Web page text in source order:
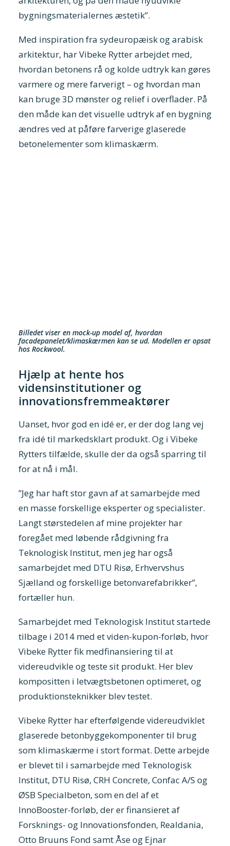
bygningsmaterialernes æstetik”.
Med inspiration fra sydeuropæisk og arabisk
arkitektur, har Vibeke Rytter arbejdet med,
hvordan betonens rå og kolde udtryk kan gøres
varmere og mere farverigt – og hvordan man
kan bruge 3D mønster og relief i overflader. På
den måde kan det visuelle udtryk af en bygning
ændres ved at påføre farverige glaserede
betonelementer som klimaskærm.
Billedet viser en mock-up model af, hvordan
facadepanelet/klimaskærmen kan se ud. Modellen er opsat
hos Rockwool.
Hjælp at hente hos
vidensinstitutioner og
innovationsfremmeaktører
Uanset, hvor god en idé er, er der dog lang vej
fra idé til markedsklart produkt. Og i Vibeke
Rytters tilfælde, skulle der da også sparring til
for at nå i mål.
”Jeg har haft stor gavn af at samarbejde med
en masse forskellige eksperter og specialister.
Langt størstedelen af mine projekter har
foregået med løbende rådgivning fra
Teknologisk Institut, men jeg har også
samarbejdet med DTU Risø, Erhvervshus
Sjælland og forskellige betonvarefabrikker”,
fortæller hun.
Samarbejdet med Teknologisk Institut startede
tilbage i 2014 med et viden-kupon-forløb, hvor
Vibeke Rytter fik medfinansiering til at
videreudvikle og teste sit produkt. Her blev
kompositten i letvægtsbetonen optimeret, og
produktionsteknikker blev testet.
Vibeke Rytter har efterfølgende videreudviklet
glaserede betonbyggekomponenter til brug
som klimaskærme i stort format. Dette arbejde
er blevet til i samarbejde med Teknologisk
Institut, DTU Risø, CRH Concrete, Confac A/S og
ØSB Specialbeton, som en del af et
InnoBooster-forløb, der er finansieret af
Forsknings- og Innovationsfonden, Realdania,
Otto Bruuns Fond samt Åse og Ejnar